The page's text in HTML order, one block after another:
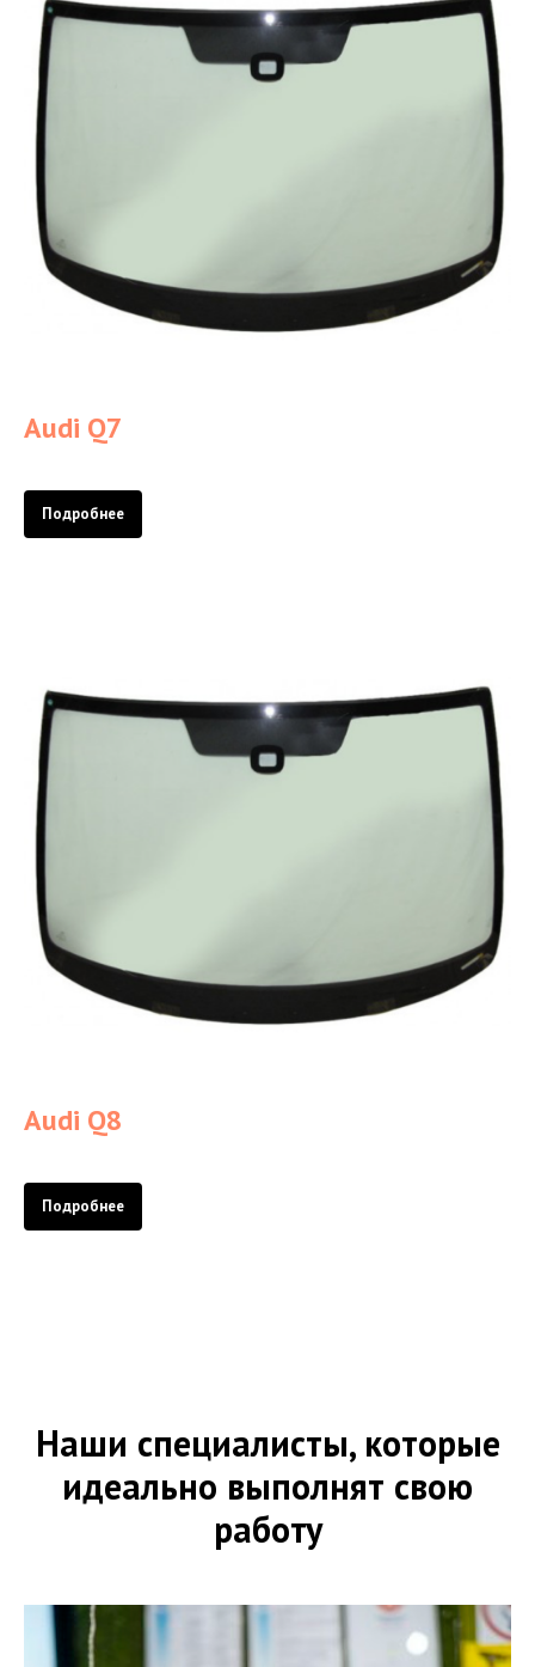
Audi Q7
Подробнее
Audi Q8
Подробнее
Наши специалисты, которые
идеально выполнят свою
работу